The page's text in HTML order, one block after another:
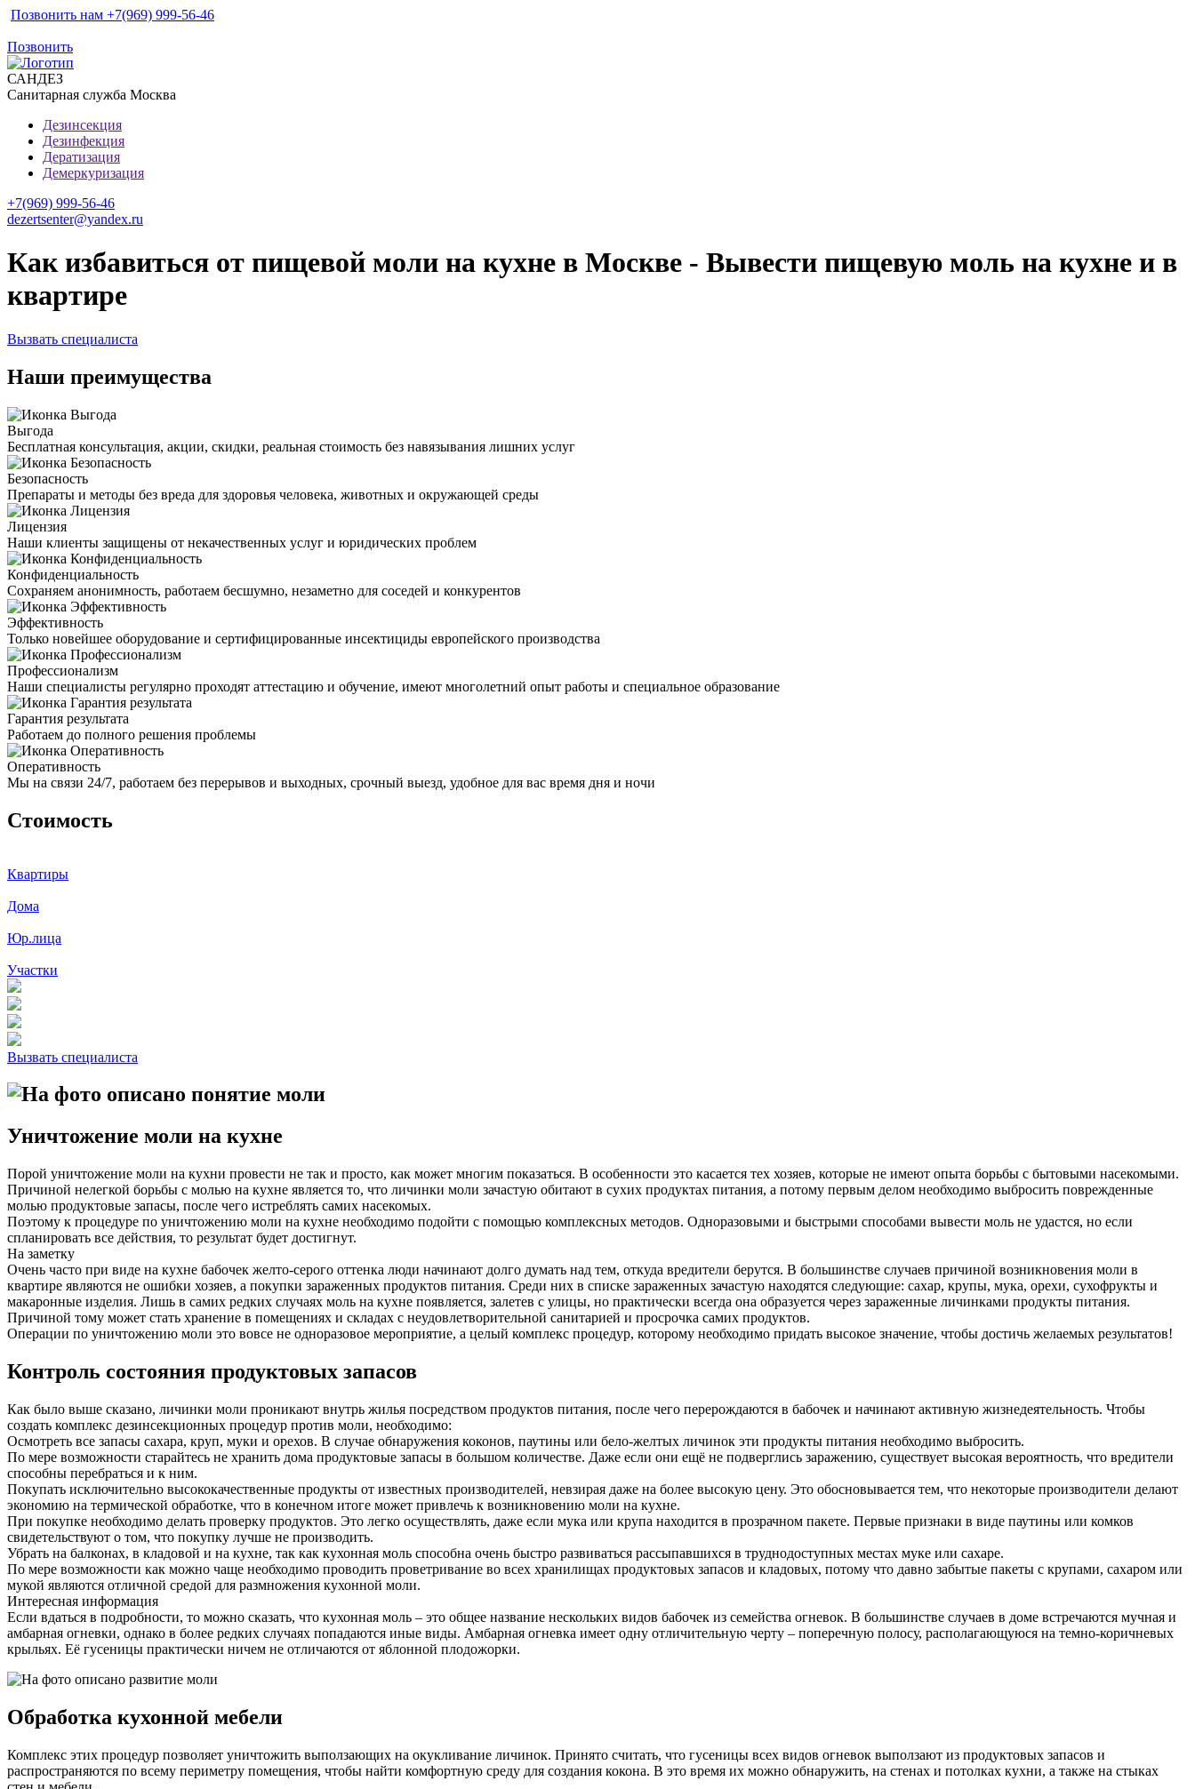
Позвонить нам +7(969) 999-56-46
Позвонить
САНДЕЗ
Санитарная служба Москва
Дезинсекция
Дезинфекция
Дератизация
Демеркуризация
+7(969) 999-56-46
dezertsenter@yandex.ru
Как избавиться от пищевой моли на кухне в Москве - Вывести пищевую моль на кухне и в
квартире
Вызвать специалиста
Наши преимущества
Выгода
Бесплатная консультация, акции, скидки, реальная стоимость без навязывания лишних услуг
Безопасность
Препараты и методы без вреда для здоровья человека, животных и окружающей среды
Лицензия
Наши клиенты защищены от некачественных услуг и юридических проблем
Конфиденциальность
Сохраняем анонимность, работаем бесшумно, незаметно для соседей и конкурентов
Эффективность
Только новейшее оборудование и сертифицированные инсектициды европейского производства
Профессионализм
Наши специалисты регулярно проходят аттестацию и обучение, имеют многолетний опыт работы и специальное образование
Гарантия результата
Работаем до полного решения проблемы
Оперативность
Мы на связи 24/7, работаем без перерывов и выходных, срочный выезд, удобное для вас время дня и ночи
Стоимость
Квартиры
Дома
Юр.лица
Участки
Вызвать специалиста
Уничтожение моли на кухне
Порой уничтожение моли на кухни провести не так и просто, как может многим показаться. В особенности это касается тех хозяев, которые не имеют опыта борьбы с бытовыми насекомыми.
Причиной нелегкой борьбы с молью на кухне является то, что личинки моли зачастую обитают в сухих продуктах питания, а потому первым делом необходимо выбросить поврежденные
молью продуктовые запасы, после чего истреблять самих насекомых.
Поэтому к процедуре по уничтожению моли на кухне необходимо подойти с помощью комплексных методов. Одноразовыми и быстрыми способами вывести моль не удастся, но если
спланировать все действия, то результат будет достигнут.
На заметку
Очень часто при виде на кухне бабочек желто-серого оттенка люди начинают долго думать над тем, откуда вредители берутся. В большинстве случаев причиной возникновения моли в
квартире являются не ошибки хозяев, а покупки зараженных продуктов питания. Среди них в списке зараженных зачастую находятся следующие: сахар, крупы, мука, орехи, сухофрукты и
макаронные изделия. Лишь в самих редких случаях моль на кухне появляется, залетев с улицы, но практически всегда она образуется через зараженные личинками продукты питания.
Причиной тому может стать хранение в помещениях и складах с неудовлетворительной санитарией и просрочка самих продуктов.
Операции по уничтожению моли это вовсе не одноразовое мероприятие, а целый комплекс процедур, которому необходимо придать высокое значение, чтобы достичь желаемых результатов!
Контроль состояния продуктовых запасов
Как было выше сказано, личинки моли проникают внутрь жилья посредством продуктов питания, после чего перерождаются в бабочек и начинают активную жизнедеятельность. Чтобы
создать комплекс дезинсекционных процедур против моли, необходимо:
Осмотреть все запасы сахара, круп, муки и орехов. В случае обнаружения коконов, паутины или бело-желтых личинок эти продукты питания необходимо выбросить.
По мере возможности старайтесь не хранить дома продуктовые запасы в большом количестве. Даже если они ещё не подверглись заражению, существует высокая вероятность, что вредители
способны перебраться и к ним.
Покупать исключительно высококачественные продукты от известных производителей, невзирая даже на более высокую цену. Это обосновывается тем, что некоторые производители делают
экономию на термической обработке, что в конечном итоге может привлечь к возникновению моли на кухне.
При покупке необходимо делать проверку продуктов. Это легко осуществлять, даже если мука или крупа находится в прозрачном пакете. Первые признаки в виде паутины или комков
свидетельствуют о том, что покупку лучше не производить.
Убрать на балконах, в кладовой и на кухне, так как кухонная моль способна очень быстро развиваться рассыпавшихся в труднодоступных местах муке или сахаре.
По мере возможности как можно чаще необходимо проводить проветривание во всех хранилищах продуктовых запасов и кладовых, потому что давно забытые пакеты с крупами, сахаром или
мукой являются отличной средой для размножения кухонной моли.
Интересная информация
Если вдаться в подробности, то можно сказать, что кухонная моль – это общее название нескольких видов бабочек из семейства огневок. В большинстве случаев в доме встречаются мучная и
амбарная огневки, однако в более редких случаях попадаются иные виды. Амбарная огневка имеет одну отличительную черту – поперечную полосу, располагающуюся на темно-коричневых
крыльях. Её гусеницы практически ничем не отличаются от яблонной плодожорки.
Обработка кухонной мебели
Комплекс этих процедур позволяет уничтожить выползающих на окукливание личинок. Принято считать, что гусеницы всех видов огневок выползают из продуктовых запасов и
распространяются по всему периметру помещения, чтобы найти комфортную среду для создания кокона. В это время их можно обнаружить, на стенах и потолках кухни, а также на стыках